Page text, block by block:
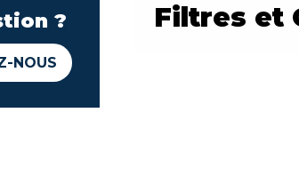
?
NOUS
Filtres et